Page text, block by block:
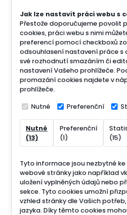
Jak lze nastavit práci webu s
Přestože doporučujeme povolit
cookies, práci webu s nimi
preferencí pomocí checkboxů
odsouhlasení nastavení práce s
své rozhodnutí smazáním či
nastavení Vašeho prohlížeče.
promazání cookies najdete v
prohlížeče.
Nutné Preferenční
Nutné
(13)
Preferenční
(1)
(15)
Tyto informace jsou nezbytné
webové stránky jako například
uložení vyplněných údajů nebo
sekce. Tyto cookies umožní
vzhled stránky dle Vašich
jazyka. Díky těmto cookies